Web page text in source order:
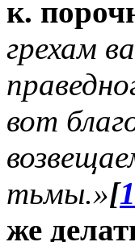
к.
грехам
вот
тьмы.»[
же